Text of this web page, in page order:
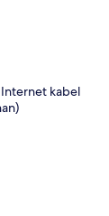
kabel